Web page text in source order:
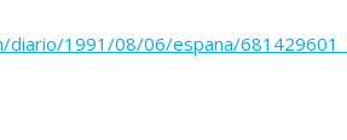
diario/1991/08/06/espana/